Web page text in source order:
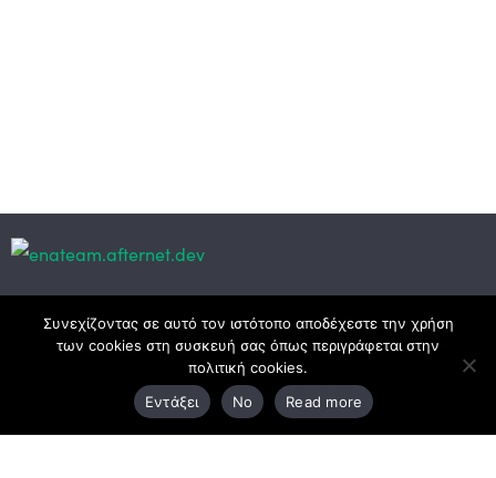
Κεντρικά γραφεία
3ο χλμ. Ε.Ο. Ξάνθης – Καβάλας, 671 00 Ξάνθη
Συνεχίζοντας σε αυτό τον ιστότοπο αποδέχεστε την χρήση
των cookies στη συσκευή σας όπως περιγράφεται στην
πολιτική cookies.
Εντάξει
No Read more